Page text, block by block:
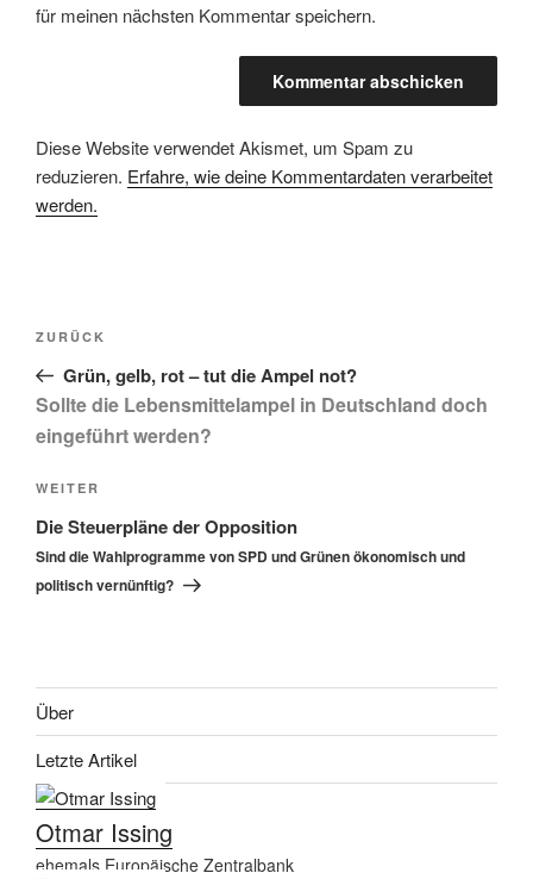
für meinen nächsten Kommentar speichern.
Diese Website verwendet Akismet, um Spam zu
reduzieren. Erfahre, wie deine Kommentardaten verarbeitet
werden.
Beitragsnavigation
Vorheriger
Beitrag
ZURÜCK
Grün, gelb, rot – tut die Ampel not?
Sollte die Lebensmittelampel in Deutschland doch
eingeführt werden?
Nächster
Beitrag
WEITER
Die Steuerpläne der Opposition
Sind die Wahlprogramme von SPD und Grünen ökonomisch und
politisch vernünftig?
Über
Letzte Artikel
Otmar Issing
ehemals Europäische Zentralbank